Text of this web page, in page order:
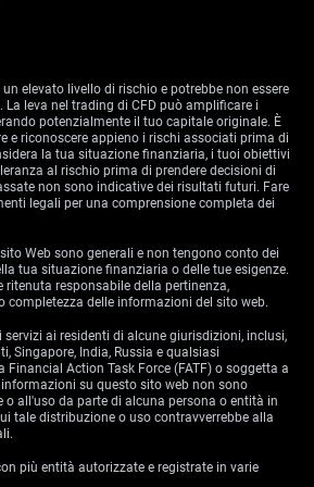
con l’Iran i trader avevano comprato dollari
protezione). Un’estensione del cessate il
che fissano oggi il prezzo di
futura) sono scesi di oltre1%venerdì e si
da inizio aprile. Il Brent è sceso di
al barile, mentre il WTI ha perso1,26 dollaria
è in calo del10,5%e il WTI del9,2%
oil and gas drilling in the Arctic where
its petroleum resources lie
May 29, 2026
una delle basi di sostegno del dollaro. Un
pressione sui prezzi (inflazione), attenua i
e spinge verso valute più “sensibili al
quando l’appetito per il rischio aumenta).
1,1642
lievemente a
guadagnato terreno, + 0,4%
un elevato livello di rischio e potrebbe non essere
leva nel trading di CFD può amplificare i
potenzialmente il tuo capitale originale. È
e riconoscere appieno i rischi associati prima di
la tua situazione finanziaria, i tuoi obiettivi
al rischio prima di prendere decisioni di
non sono indicative dei risultati futuri. Fare
legali per una comprensione completa dei
Web sono generali e non tengono conto dei
tua situazione finanziaria o delle tue esigenze.
ritenuta responsabile della pertinenza,
completezza delle informazioni del sito web.
ai residenti di alcune giurisdizioni, inclusi,
Singapore, India, Russia e qualsiasi
Action Task Force (FATF) o soggetta a
su questo sito web non sono
all'uso da parte di alcuna persona o entità in
tale distribuzione o uso contravverrebbe alla
più entità autorizzate e registrate in varie